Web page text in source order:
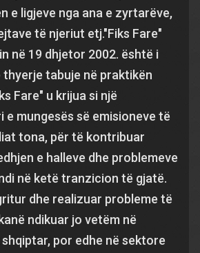
e ligjeve nga ana e zyrtarëve,
të njeriut etj."Fiks Fare"
në 19 dhjetor 2002. është i
thyerje tabuje në praktikën
Fare" u krijua si një
e mungesës së emisioneve të
tona, për të kontribuar
e halleve dhe problemeve
në ketë tranzicion të gjatë.
dhe realizuar probleme të
ndikuar jo vetëm në
por edhe në sektore